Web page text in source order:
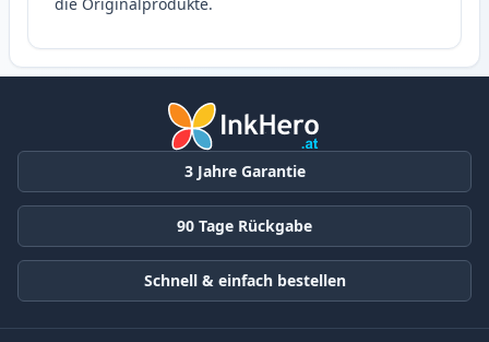
3 Jahre Garantie
90 Tage Rückgabe
Schnell & einfach bestellen